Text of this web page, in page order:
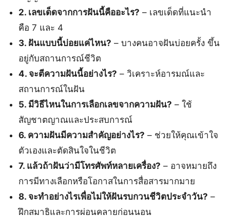
2. เลขเด็ดจากการฝันนี้คืออะไร? – เลขเด็ดที่แนะนำ
คือ 7 และ 4
3. ฝันแบบนี้บ่อยแค่ไหน? – บางคนอาจฝันบ่อยครั้ง ขึ้น
อยู่กับสถานการณ์ชีวิต
4. จะตีความฝันนี้อย่างไร? – วิเคราะห์อารมณ์และ
สถานการณ์ในฝัน
5. มีวิธีไหนในการเลือกเลขจากความฝัน? – ใช้
สัญชาตญาณและประสบการณ์
6. ความฝันมีความสำคัญอย่างไร? – ช่วยให้คุณเข้าใจ
ตัวเองและตัดสินใจในชีวิต
7. แล้วถ้าฝันว่ามีโทรศัพท์หลายเครื่อง? – อาจหมายถึง
การมีทางเลือกหรือโอกาสในการสื่อสารมากมาย
8. จะทำอย่างไรเพื่อไม่ให้ฝันรบกวนชีวิตประจำวัน? –
ฝึกสมาธิและการผ่อนคลายก่อนนอน